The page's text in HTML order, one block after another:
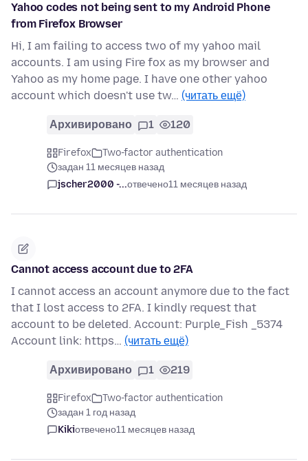
Yahoo codes not being sent to my Android Phone
from Firefox Browser
Hi, I am failing to access two of my yahoo mail
accounts. I am using Fire fox as my browser and
Yahoo as my home page. I have one other yahoo
account which doesn't use tw… (читать ещё)
Архивировано 1 120
Firefox
Two-factor authentication
задан 11 месяцев назад
jscher2000 -...отвечено11 месяцев назад
Cannot access account due to 2FA
I cannot access an account anymore due to the fact
that I lost access to 2FA. I kindly request that
account to be deleted. Account: Purple_Fish _5374
Account link: https… (читать ещё)
Архивировано 1 219
Firefox
Two-factor authentication
задан 1 год назад
Kikiотвечено11 месяцев назад